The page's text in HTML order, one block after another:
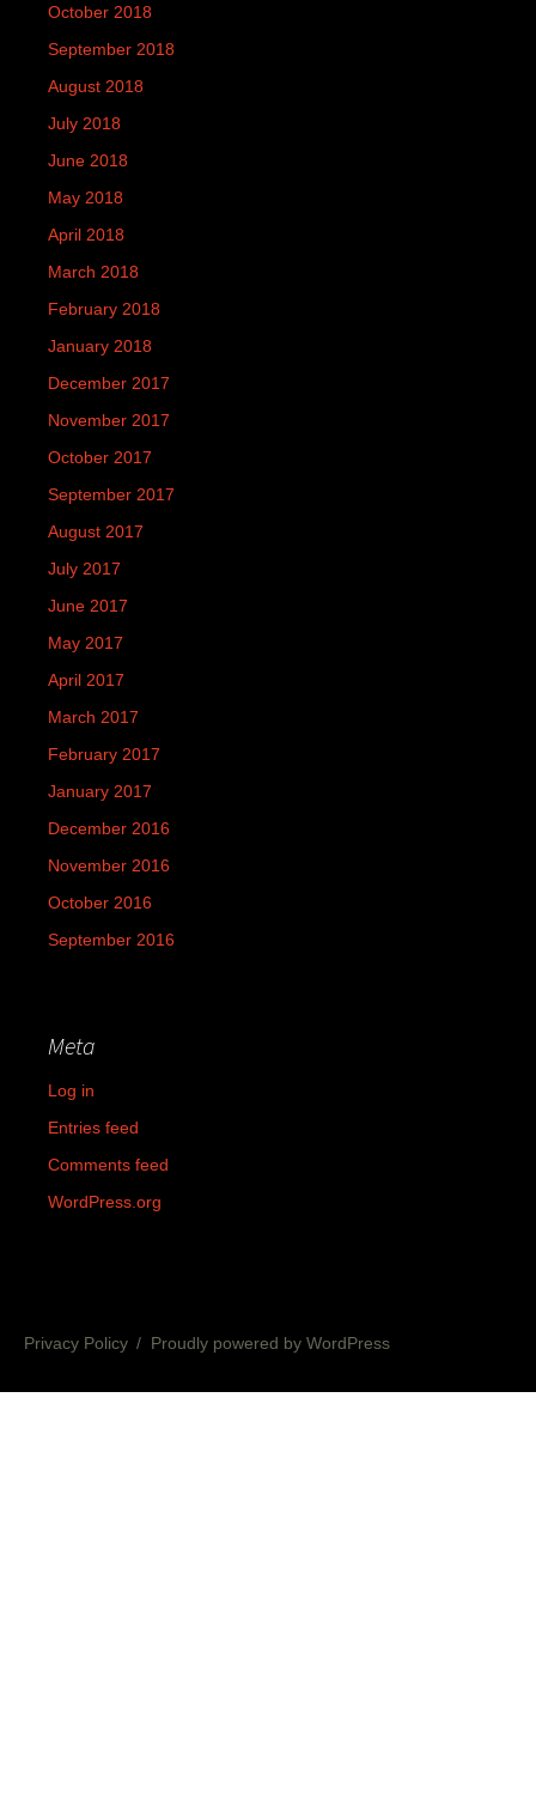
October 2018
September 2018
August 2018
July 2018
June 2018
May 2018
April 2018
March 2018
February 2018
January 2018
December 2017
November 2017
October 2017
September 2017
August 2017
July 2017
June 2017
May 2017
April 2017
March 2017
February 2017
January 2017
December 2016
November 2016
October 2016
September 2016
Meta
Log in
Entries feed
Comments feed
WordPress.org
Privacy Policy Proudly powered by WordPress